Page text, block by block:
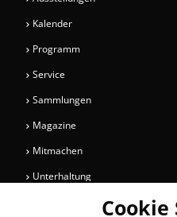
Kalender
Programm
Service
Sammlungen
Magazine
Mitmachen
Unterhaltung
Cookie